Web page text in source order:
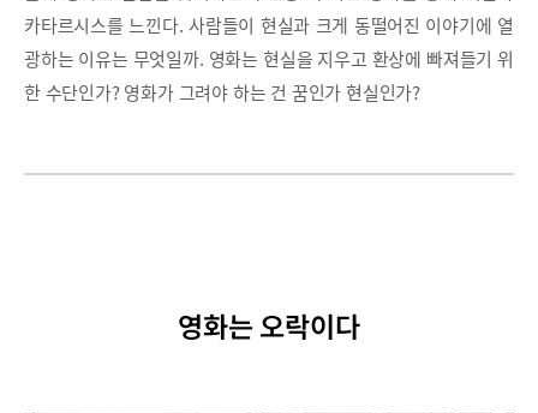
카타르시스를 느낀다. 사람들이 현실과 크게 동떨어진 이야기에 열
광하는 이유는 무엇일까. 영화는 현실을 지우고 환상에 빠져들기 위
한 수단인가? 영화가 그려야 하는 건 꿈인가 현실인가?
영화는 오락이다